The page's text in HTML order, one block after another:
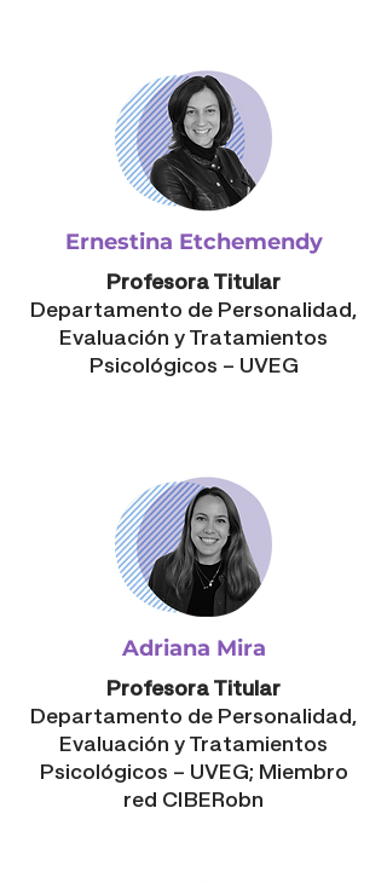
Ernestina Etchemendy
Profesora Titular
Departamento de Personalidad,
Evaluación y Tratamientos
Psicológicos – UVEG
Adriana Mira
Profesora Titular
Departamento de Personalidad,
Evaluación y Tratamientos
Psicológicos – UVEG; Miembro
red CIBERobn